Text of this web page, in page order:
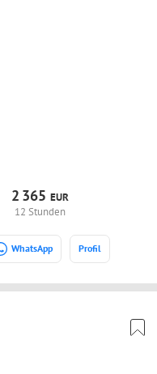
2 365 EUR
12 Stunden
WhatsApp Profil